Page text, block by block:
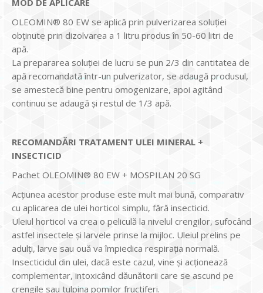
MOD DE APLICARE
OLEOMIN® 80 EW se aplică prin pulverizarea soluției
obținute prin dizolvarea a 1 litru produs în 50-60 litri de
apă.
La prepararea soluţiei de lucru se pun 2/3 din cantitatea de
apă recomandată într-un pulverizator, se adaugă produsul,
se amestecă bine pentru omogenizare, apoi agitând
continuu se adaugă şi restul de 1/3 apă.
RECOMANDĂRI TRATAMENT ULEI MINERAL +
INSECTICID
Pachet OLEOMIN® 80 EW + MOSPILAN 20 SG
Acţiunea acestor produse este mult mai bună, comparativ
cu aplicarea de ulei horticol simplu, fără insecticid.
Uleiul horticol va crea o peliculă la nivelul crengilor, sufocând
astfel insectele şi larvele prinse la mijloc. Uleiul prelins pe
adulţi, larve sau ouă va împiedica respiraţia normală.
Insecticidul din ulei, dacă este cazul, vine şi acţionează
complementar, intoxicând dăunătorii care se ascund pe
crengile sau tulpina pomilor fructiferi.